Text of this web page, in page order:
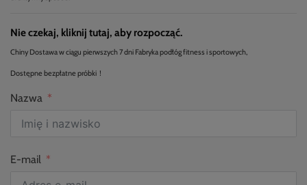
Nie czekaj, kliknij tutaj, aby rozpocząć.
Chiny Dostawa w ciągu pierwszych 7 dni Fabryka podłóg fitness i sportowych,
Dostępne bezpłatne próbki！
Nazwa
E-mail